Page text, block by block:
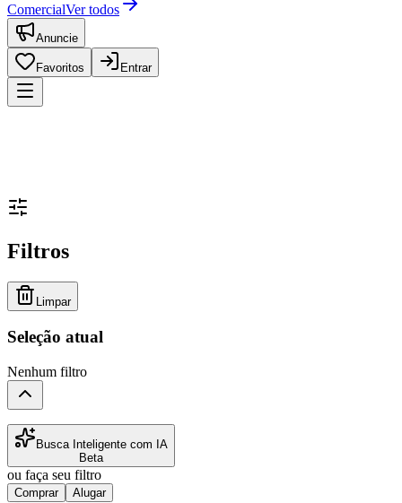
ComercialVer todos
Anuncie
Favoritos Entrar
Filtros
Limpar
Seleção atual
Nenhum filtro
Busca Inteligente com IA
Beta
ou faça seu filtro
Comprar Alugar